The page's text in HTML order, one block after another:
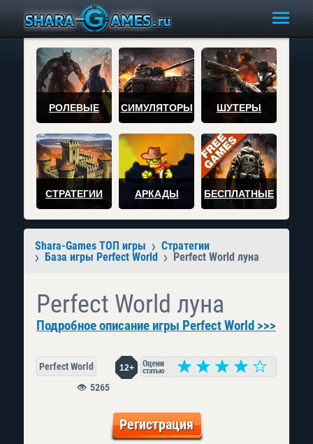
РОЛЕВЫЕ СИМУЛЯТОРЫ ШУТЕРЫ
СТРАТЕГИИ АРКАДЫ БЕСПЛАТНЫЕ
Shara-Games ТОП игры
Стратегии
База игры Perfect World
Perfect World луна
Perfect World луна
Подробное описание игры Perfect World >>>
Perfect World 12+
5265
Регистрация